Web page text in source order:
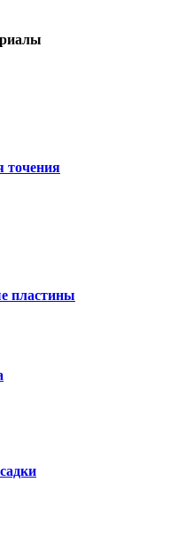
точения
пластины